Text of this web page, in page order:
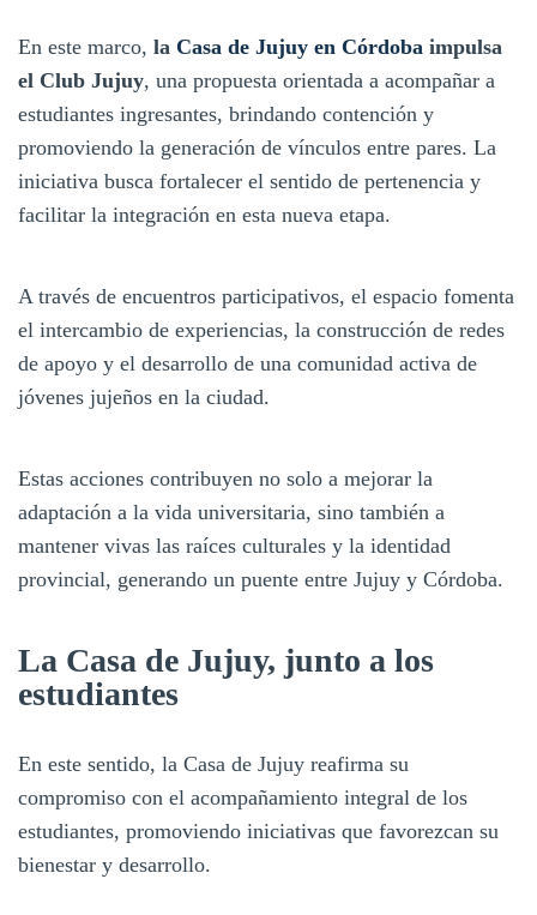
En este marco, la Casa de Jujuy en Córdoba impulsa
el Club Jujuy, una propuesta orientada a acompañar a
estudiantes ingresantes, brindando contención y
promoviendo la generación de vínculos entre pares. La
iniciativa busca fortalecer el sentido de pertenencia y
facilitar la integración en esta nueva etapa.
A través de encuentros participativos, el espacio fomenta
el intercambio de experiencias, la construcción de redes
de apoyo y el desarrollo de una comunidad activa de
jóvenes jujeños en la ciudad.
Estas acciones contribuyen no solo a mejorar la
adaptación a la vida universitaria, sino también a
mantener vivas las raíces culturales y la identidad
provincial, generando un puente entre Jujuy y Córdoba.
La Casa de Jujuy, junto a los
estudiantes
En este sentido, la Casa de Jujuy reafirma su
compromiso con el acompañamiento integral de los
estudiantes, promoviendo iniciativas que favorezcan su
bienestar y desarrollo.